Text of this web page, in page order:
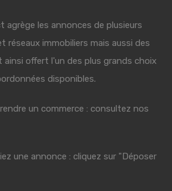
agrège les annonces de plusieurs
réseaux immobiliers mais aussi des
ainsi offert l'un des plus grands choix
disponibles.
un commerce : consultez nos
une annonce : cliquez sur "Déposer